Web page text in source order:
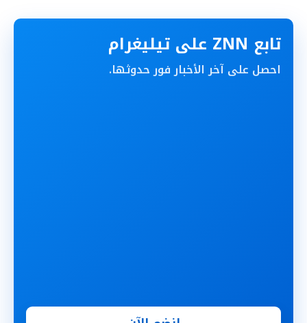
تابع ZNN على تيليغرام
احصل على آخر الأخبار فور حدوثها.